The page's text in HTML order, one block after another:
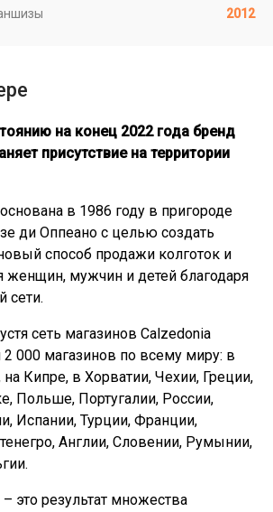
2012
на конец 2022 года бренд
присутствие на территории
в 1986 году в пригороде
ди Оппеано с целью создать
способ продажи колготок и
женщин, мужчин и детей благодаря
сети.
сеть магазинов Calzedonia
000 магазинов по всему миру: в
на Кипре, в Хорватии, Чехии, Греции,
Польше, Португалии, России,
Испании, Турции, Франции,
Англии, Словении, Румынии,
это результат множества